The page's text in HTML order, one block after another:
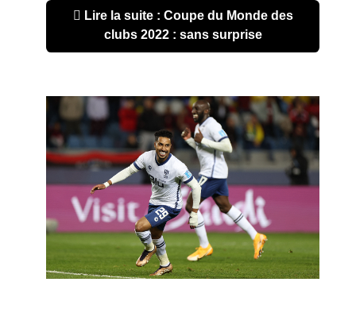
Lire la suite : Coupe du Monde des
clubs 2022 : sans surprise